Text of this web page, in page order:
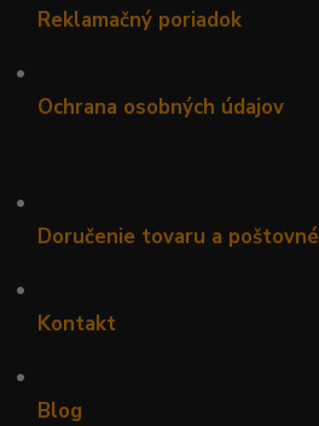
Reklamačný poriadok
•
Ochrana osobných údajov
•
Doručenie tovaru a poštovné
•
Kontakt
•
Blog